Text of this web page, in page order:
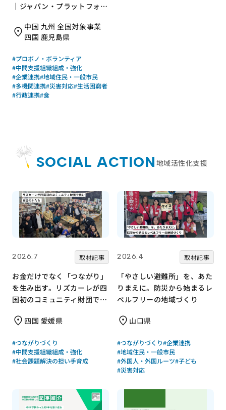
｜ジャパン・プラットフォー
中国 九州 全国対象事業
四国 鹿児島県
#プロボノ・ボランティア
#中間支援組織組成・強化
#企業連携#地域住民・一般市民
#多機関連携#災害対応#生活困窮者
#行政連携#食
SOCIAL ACTION 地域活性化支援
2026.7 取材記事
お金だけでなく「つながり」
を生み出す。リズカーレが四
国初のコミュニティ財団で挑
四国 愛媛県
#つながりづくり
#中間支援組織組成・強化
#社会課題解決の担い手育成
2026.4 取材記事
「やさしい避難所」を、あた
りまえに。防災から始まるレ
ベルフリーの地域づくり
山口県
#つながりづくり#企業連携
#地域住民・一般市民
#外国人・外国ルーツ#子ども
#災害対応